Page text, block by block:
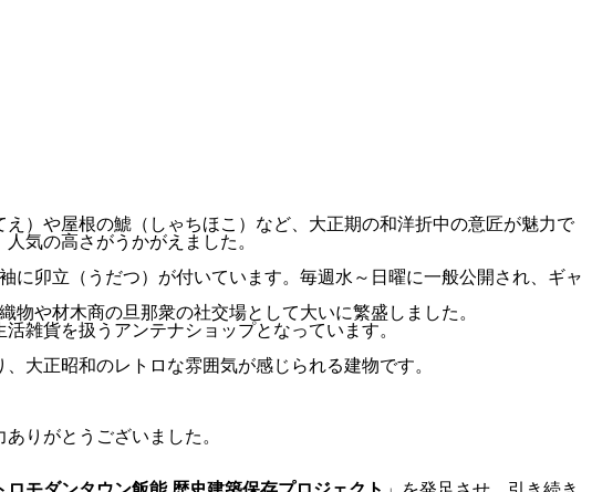
）や屋根の鯱（しゃちほこ）など、大正期の和洋折中の意匠が魅力で
気の高さがうかがえました。
に卯立（うだつ）が付いています。毎週水～日曜に一般公開され、ギャ
物や材木商の旦那衆の社交場として大いに繁盛しました。
雑貨を扱うアンテナショップとなっています。
大正昭和のレトロな雰囲気が感じられる建物です。
りがとうございました。